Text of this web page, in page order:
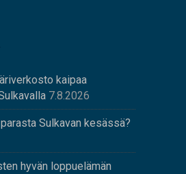
kaipaa
7.8.2026
Sulkavan kesässä?
hyvän loppuelämän